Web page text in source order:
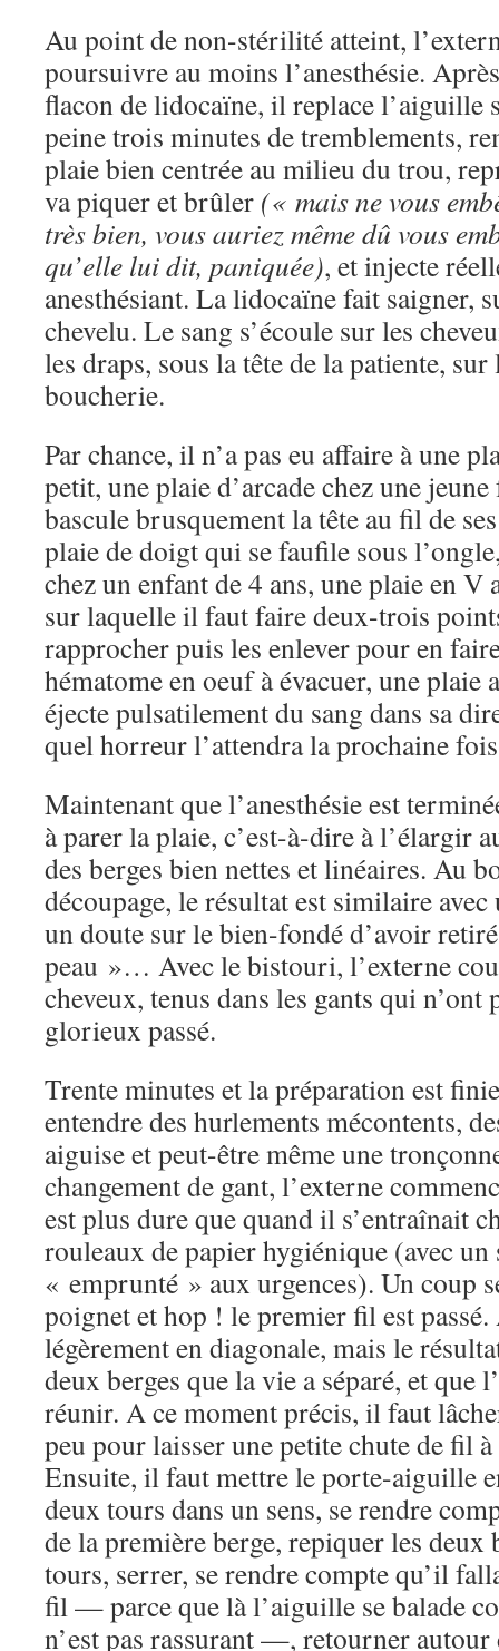
Au point de non-stérilité atteint,
poursuivre au moins l’anesthésie.
flacon de lidocaïne, il replace l’aiguille
peine trois minutes de tremblements,
plaie bien centrée au milieu du trou,
va piquer et brûler (« mais ne vous
très bien, vous auriez même dû vous
qu’elle lui dit, paniquée), et injecte
anesthésiant. La lidocaïne fait saigner,
chevelu. Le sang s’écoule sur les
les draps, sous la tête de la patiente, sur
boucherie.
Par chance, il n’a pas eu affaire à une
petit, une plaie d’arcade chez une
bascule brusquement la tête au fil de
plaie de doigt qui se faufile sous
chez un enfant de 4 ans, une plaie en V
sur laquelle il faut faire deux-trois
rapprocher puis les enlever pour en
hématome en oeuf à évacuer, une plaie
éjecte pulsatilement du sang dans sa
quel horreur l’attendra la prochaine
Maintenant que l’anesthésie est
à parer la plaie, c’est-à-dire à l’élargir
des berges bien nettes et linéaires. Au
découpage, le résultat est similaire
un doute sur le bien-fondé d’avoir
peau »… Avec le bistouri, l’externe
cheveux, tenus dans les gants qui
glorieux passé.
Trente minutes et la préparation est
entendre des hurlements mécontents,
aiguise et peut-être même une
changement de gant, l’externe
est plus dure que quand il s’entraînait
rouleaux de papier hygiénique (avec un
« emprunté » aux urgences). Un coup
poignet et hop ! le premier fil est
légèrement en diagonale, mais le
deux berges que la vie a séparé, et que
réunir. A ce moment précis, il faut
peu pour laisser une petite chute de fil
Ensuite, il faut mettre le porte-aiguille
deux tours dans un sens, se rendre
de la première berge, repiquer les deux
tours, serrer, se rendre compte qu’il
fil — parce que là l’aiguille se balade
n’est pas rassurant —, retourner